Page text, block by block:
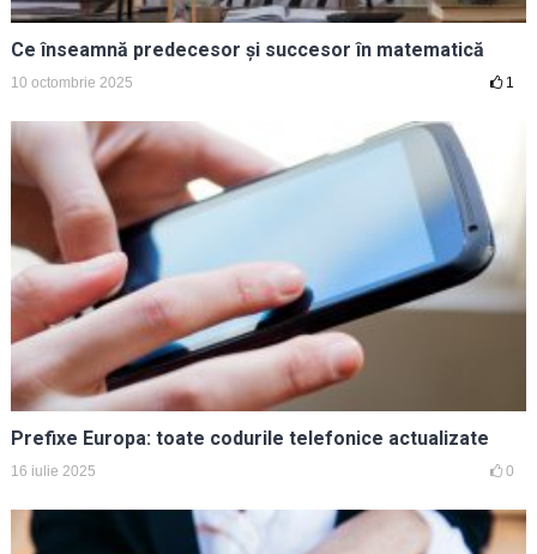
Ce înseamnă predecesor și succesor în matematică
10 octombrie 2025 1
Prefixe Europa: toate codurile telefonice actualizate
16 iulie 2025 0